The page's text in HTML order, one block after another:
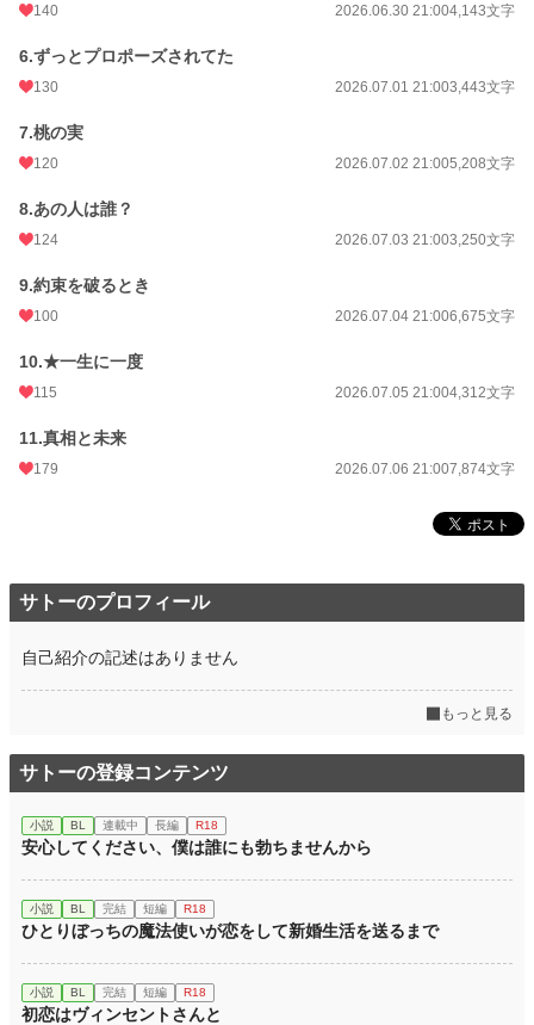
140 2026.06.30 21:004,143文字
6.ずっとプロポーズされてた
130 2026.07.01 21:003,443文字
7.桃の実
120 2026.07.02 21:005,208文字
8.あの人は誰？
124 2026.07.03 21:003,250文字
9.約束を破るとき
100 2026.07.04 21:006,675文字
10.★一生に一度
115 2026.07.05 21:004,312文字
11.真相と未来
179 2026.07.06 21:007,874文字
サトーのプロフィール
自己紹介の記述はありません
もっと見る
サトーの登録コンテンツ
小説 BL 連載中 長編 R18
安心してください、僕は誰にも勃ちませんから
小説 BL 完結 短編 R18
ひとりぼっちの魔法使いが恋をして新婚生活を送るまで
小説 BL 完結 短編 R18
初恋はヴィンセントさんと